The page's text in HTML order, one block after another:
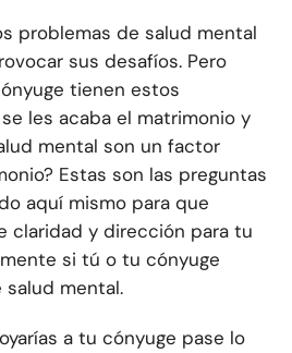
problemas de salud mental
sus desafíos. Pero
tienen estos
les acaba el matrimonio y
mental son un factor
Estas son las preguntas
aquí mismo para que
claridad y dirección para tu
si tú o tu cónyuge
mental.
a tu cónyuge pase lo